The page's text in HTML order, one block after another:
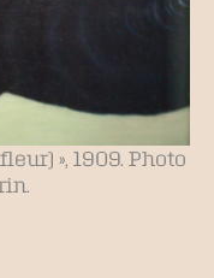
», 1909. Photo